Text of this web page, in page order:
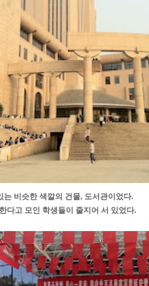
는 비슷한 색깔의 건물, 도서관이었다.
다고 모인 학생들이 줄지어 서 있었다.